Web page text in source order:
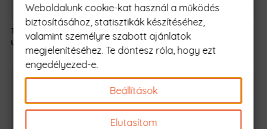
Thanos
universe
8.490Ft
Original
price
was:
8.490 Ft.
7.990FtCurrent
price
7.990 Ft.
-tól
Idegesítelek?
Weboldalunk cookie-kat használ a működés
biztosításához, statisztikák készítéséhez,
valamint személyre szabott ajánlatok
megjelenítéséhez. Te döntesz róla, hogy ezt
engedélyezed-e.
Beállítások
Elutasítom